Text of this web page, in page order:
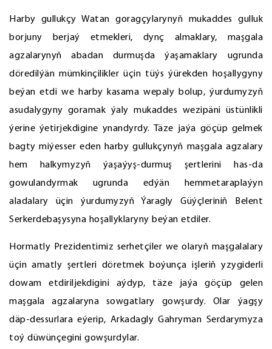
Harby gullukçy Watan goragçylarynyň mukaddes gulluk
borjuny berjaý etmekleri, dynç almaklary, maşgala
agzalarynyň abadan durmuşda ýaşamaklary ugrunda
döredilýän mümkinçilikler üçin tüýs ýürekden hoşallygyny
beýan etdi we harby kasama wepaly bolup, ýurdumyzyň
asudalygyny goramak ýaly mukaddes wezipäni üstünlikli
ýerine ýetirjekdigine ynandyrdy. Täze jaýa göçüp gelmek
bagty miýesser eden harby gullukçynyň maşgala agzalary
hem halkymyzyň ýaşaýyş-durmuş şertlerini has-da
gowulandyrmak ugrunda edýän hemmetaraplaýyn
aladalary üçin ýurdumyzyň Ýaragly Güýçleriniň Belent
Serkerdebaşysyna hoşallyklaryny beýan etdiler.
Hormatly Prezidentimiz serhetçiler we olaryň maşgalalary
üçin amatly şertleri döretmek boýunça işleriň yzygiderli
dowam etdiriljekdigini aýdyp, täze jaýa göçüp gelen
maşgala agzalaryna sowgatlary gowşurdy. Olar ýagşy
däp-dessurlara eýerip, Arkadagly Gahryman Serdarymyza
toý düwünçegini gowşurdylar.